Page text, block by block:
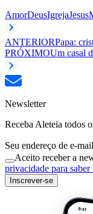
AmorDeusIgrejaJesus
ANTERIORPapa:
PRÓXIMOUm casal
Newsletter
Receba Aleteia todos
Seu endereço de e-mail
Aceito receber a
privacidade para saber
Inscrever-se